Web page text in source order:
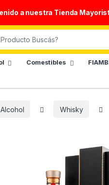
a nuestra Tienda
Comestibles
Whisky